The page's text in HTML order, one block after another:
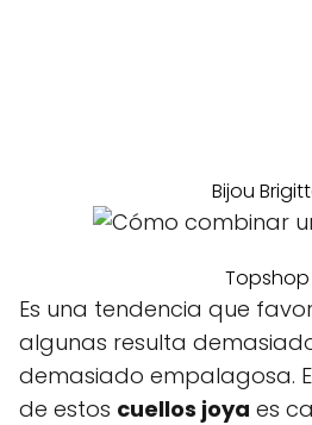
Bijou
Topshop
Es una tendencia que
algunas resulta
demasiado empalagosa.
de estos cuellos joya es